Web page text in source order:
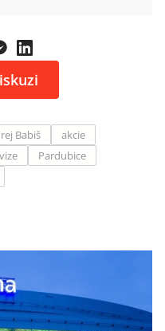
Babiš
akcie
Pardubice